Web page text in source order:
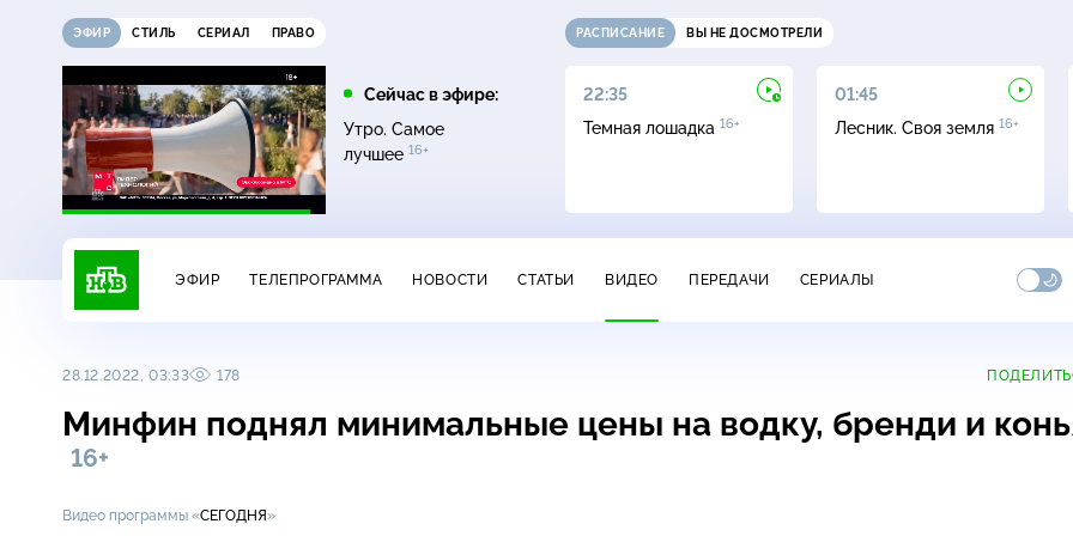
ЭФИР СТИЛЬ СЕРИАЛ ПРАВО
Сейчас в эфире:
Утро. Самое
лучшее 16+
РАСПИСАНИЕ ВЫ НЕ ДОСМОТРЕЛИ
21:15
Сегодня
21:30
Неизвестная Россия
22:35
Темная лошадка 16+
01:45
Лесник. Своя земля 16+
ЭФИР ТЕЛЕПРОГРАММА НОВОСТИ СТАТЬИ ВИДЕО ПЕРЕДАЧИ СЕРИАЛЫ
28.12.2022, 03:33 178
Минфин поднял минимальные цены на водку, бренди и
16+
Видео программы «СЕГОДНЯ»